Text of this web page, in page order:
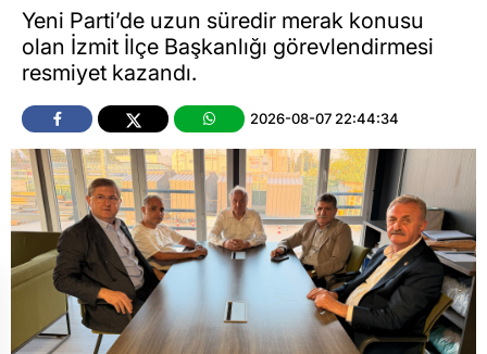
Yeni Parti’de uzun süredir merak konusu
olan İzmit İlçe Başkanlığı görevlendirmesi
resmiyet kazandı.
2026-08-07 22:44:34